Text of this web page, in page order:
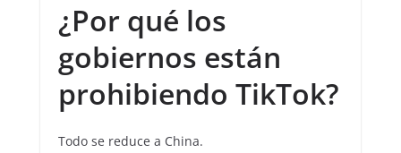
¿Por qué los
gobiernos están
prohibiendo TikTok?
Todo se reduce a China.